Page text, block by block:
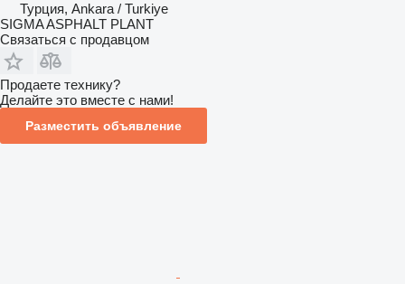
Турция, Ankara / Turkiye
SIGMA ASPHALT PLANT
Связаться с продавцом
Продаете технику?
Делайте это вместе с нами!
Разместить объявление